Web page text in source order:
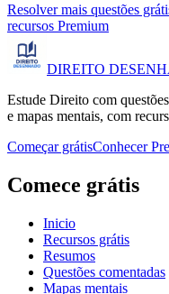
Resolver mais questões
recursos Premium
DIREITO
Estude Direito com
e mapas mentais, com
Começar grátisConhecer
Comece grátis
Inicio
Recursos grátis
Resumos
Questões comentadas
Mapas mentais